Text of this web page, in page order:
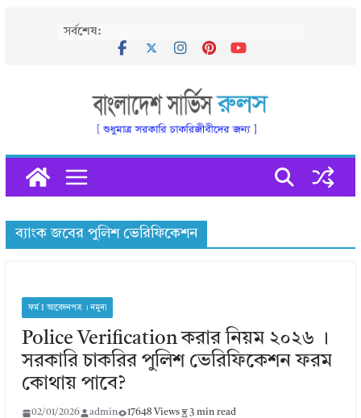
সর্বশেষ:
ব্যাংক জবের পুলিশ ভেরিফিকেশন
ফর্ম I আবেদনপত্র । নমুনা
Police Verification করার নিয়ম ২০২৬ ।
সরকারি চাকরির পুলিশ ভেরিফিকেশন ফরম
কোথায় পাবে?
02/01/2026 admin 17648 Views 3 min read